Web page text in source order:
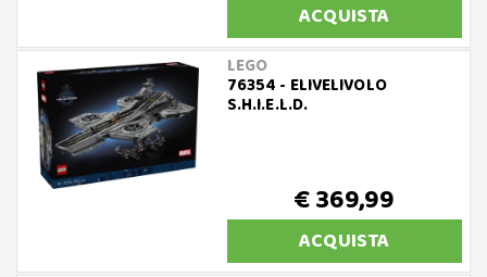
ACQUISTA
LEGO
76354 - ELIVELIVOLO
S.H.I.E.L.D.
€ 369,99
ACQUISTA